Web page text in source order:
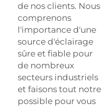
de nos clients. Nous
comprenons
l'importance d'une
source d'éclairage
sûre et fiable pour
de nombreux
secteurs industriels
et faisons tout notre
possible pour vous